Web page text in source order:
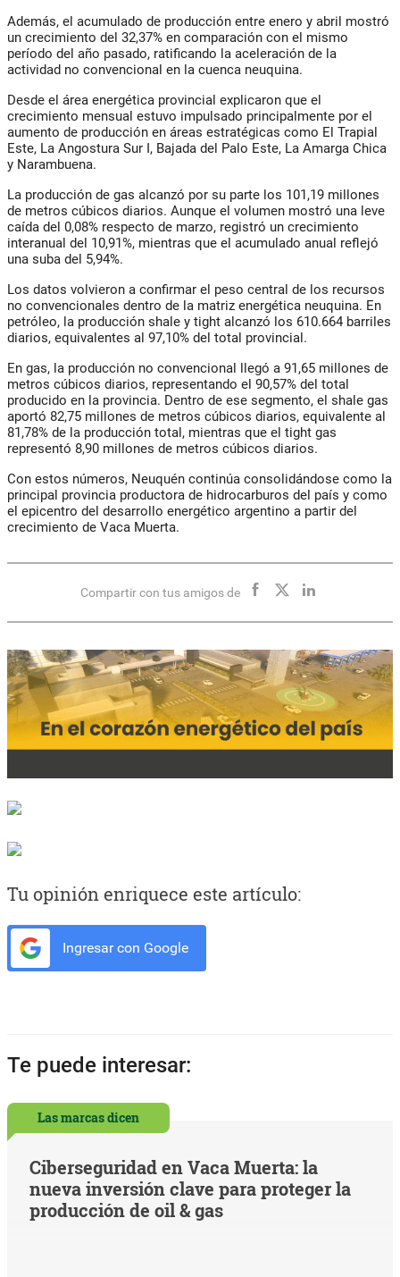
Además, el acumulado de producción entre enero y abril mostró
un crecimiento del 32,37% en comparación con el mismo
período del año pasado, ratificando la aceleración de la
actividad no convencional en la cuenca neuquina.
Desde el área energética provincial explicaron que el
crecimiento mensual estuvo impulsado principalmente por el
aumento de producción en áreas estratégicas como El Trapial
Este, La Angostura Sur I, Bajada del Palo Este, La Amarga Chica
y Narambuena.
La producción de gas alcanzó por su parte los 101,19 millones
de metros cúbicos diarios. Aunque el volumen mostró una leve
caída del 0,08% respecto de marzo, registró un crecimiento
interanual del 10,91%, mientras que el acumulado anual reflejó
una suba del 5,94%.
Los datos volvieron a confirmar el peso central de los recursos
no convencionales dentro de la matriz energética neuquina. En
petróleo, la producción shale y tight alcanzó los 610.664 barriles
diarios, equivalentes al 97,10% del total provincial.
En gas, la producción no convencional llegó a 91,65 millones de
metros cúbicos diarios, representando el 90,57% del total
producido en la provincia. Dentro de ese segmento, el shale gas
aportó 82,75 millones de metros cúbicos diarios, equivalente al
81,78% de la producción total, mientras que el tight gas
representó 8,90 millones de metros cúbicos diarios.
Con estos números, Neuquén continúa consolidándose como la
principal provincia productora de hidrocarburos del país y como
el epicentro del desarrollo energético argentino a partir del
crecimiento de Vaca Muerta.
Compartir con tus amigos de
Tu opinión enriquece este artículo:
Ingresar con Google
Te puede interesar:
Las marcas dicen
Ciberseguridad en Vaca Muerta: la
nueva inversión clave para proteger la
producción de oil & gas